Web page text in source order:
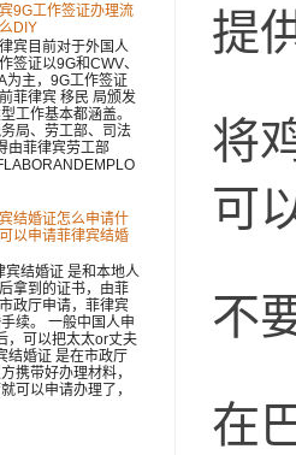
提
将
可
不
在
9G工作签证办理流
DIY
宾目前对于外国人
签证以9G和CWV、
为主，9G工作签证
菲律宾 移民 局颁发
工作基本都涵盖。
局、劳工部、司法
由菲律宾劳工部
结婚证怎么申请什
以申请菲律宾结婚
宾结婚证 是和本地人
拿到的证书，由菲
政厅申请，菲律宾
续。 一般中国人申
，可以把太太or丈夫
结婚证 是在市政厅
携带好办理材料，
可以申请办理了，